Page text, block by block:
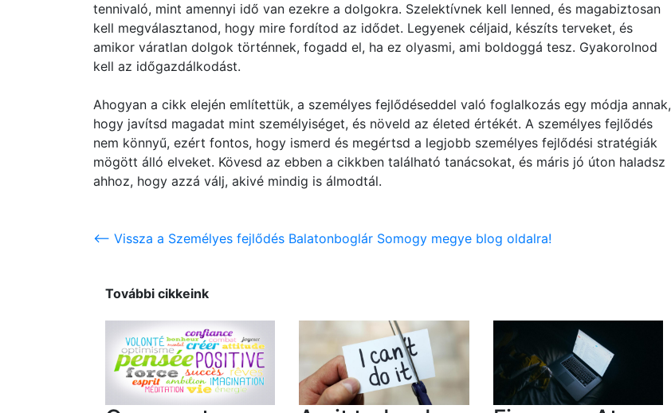
tennivaló, mint amennyi idő van ezekre a dolgokra. Szelektívnek kell lenned, és magabiztosan
kell megválasztanod, hogy mire fordítod az idődet. Legyenek céljaid, készíts terveket, és
amikor váratlan dolgok történnek, fogadd el, ha ez olyasmi, ami boldoggá tesz. Gyakorolnod
kell az időgazdálkodást.
Ahogyan a cikk elején említettük, a személyes fejlődéseddel való foglalkozás egy módja annak,
hogy javítsd magadat mint személyiséget, és növeld az életed értékét. A személyes fejlődés
nem könnyű, ezért fontos, hogy ismerd és megértsd a legjobb személyes fejlődési stratégiák
mögött álló elveket. Kövesd az ebben a cikkben található tanácsokat, és máris jó úton haladsz
ahhoz, hogy azzá válj, akivé mindig is álmodtál.
<-- Vissza a Személyes fejlődés Balatonboglár Somogy megye blog oldalra!
További cikkeink